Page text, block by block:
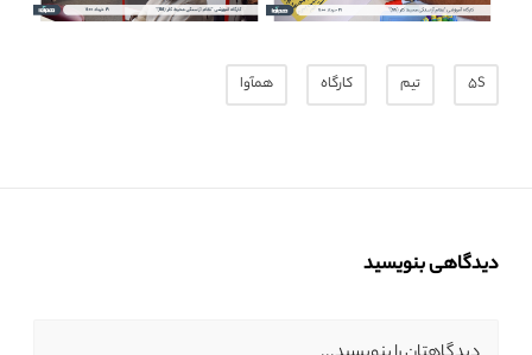
5S تیم کارگاه همآوا
دیدگاهی بنویسید